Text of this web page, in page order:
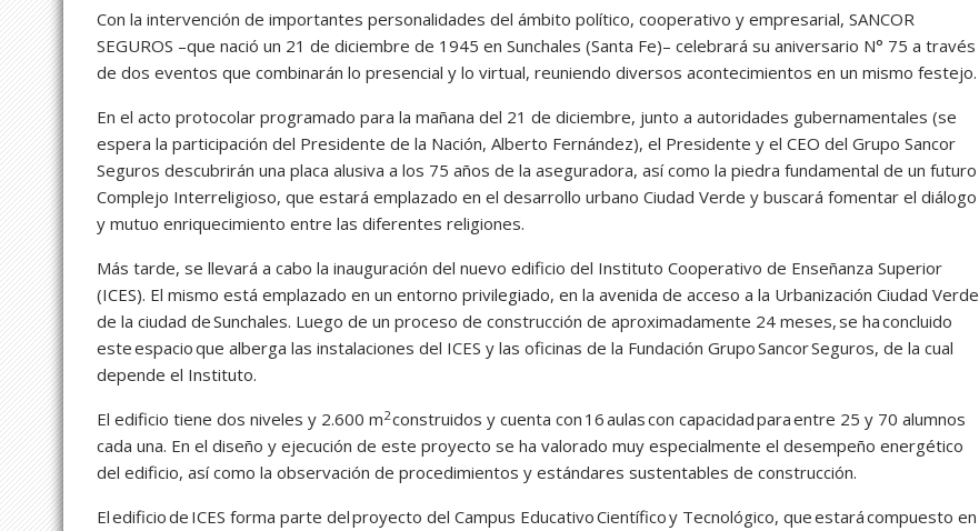
Con la intervención de importantes personalidades del ámbito político, cooperativo y empresarial, SANCOR
SEGUROS –que nació un 21 de diciembre de 1945 en Sunchales (Santa Fe)– celebrará su aniversario N° 75 a través
de dos eventos que combinarán lo presencial y lo virtual, reuniendo diversos acontecimientos en un mismo festejo.
En el acto protocolar programado para la mañana del 21 de diciembre, junto a autoridades gubernamentales (se
espera la participación del Presidente de la Nación, Alberto Fernández), el Presidente y el CEO del Grupo Sancor
Seguros descubrirán una placa alusiva a los 75 años de la aseguradora, así como la piedra fundamental de un futuro
Complejo Interreligioso, que estará emplazado en el desarrollo urbano Ciudad Verde y buscará fomentar el diálogo
y mutuo enriquecimiento entre las diferentes religiones.
Más tarde, se llevará a cabo la inauguración del nuevo edificio del Instituto Cooperativo de Enseñanza Superior
(ICES). El mismo está emplazado en un entorno privilegiado, en la avenida de acceso a la Urbanización Ciudad Verde
de la ciudad de Sunchales. Luego de un proceso de construcción de aproximadamente 24 meses, se ha concluido
este espacio que alberga las instalaciones del ICES y las oficinas de la Fundación Grupo Sancor Seguros, de la cual
depende el Instituto.
El edificio tiene dos niveles y 2.600 m2construidos y cuenta con 16 aulas con capacidad para entre 25 y 70 alumnos
cada una. En el diseño y ejecución de este proyecto se ha valorado muy especialmente el desempeño energético
del edificio, así como la observación de procedimientos y estándares sustentables de construcción.
El edificio de ICES forma parte del proyecto del Campus Educativo Científico y Tecnológico, que estará compuesto en